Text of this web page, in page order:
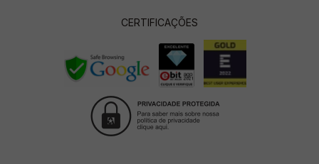
CERTIFICAÇÕES